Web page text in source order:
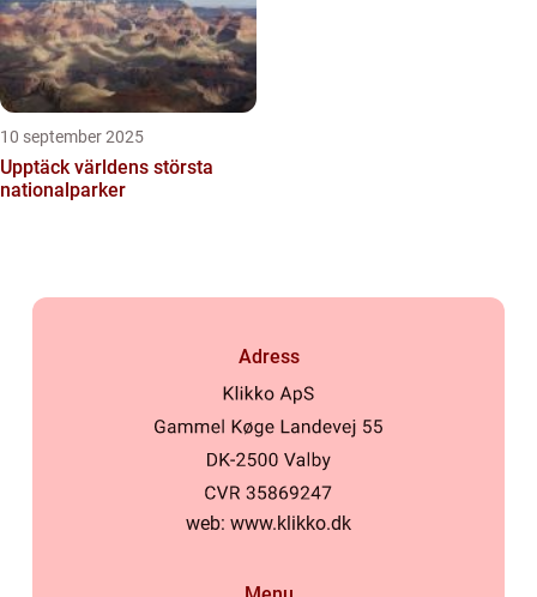
10 september 2025
Upptäck världens största
nationalparker
Adress
web: www.klikko.dk